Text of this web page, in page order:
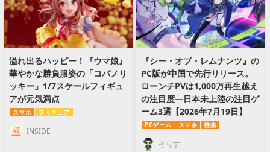
溢れ出るハッピー！『ウマ娘』
華やかな勝負服姿の「コパノリ
ッキー」1/7スケールフィギュ
アが元気満点
スマホ フィギュア
INSIDE
『シー・オブ・レムナンツ』の
PC版が中国で先行リリース。
ローンチPVは1,000万再生越え
の注目度―日本未上陸の注目ゲ
ーム3選【2026年7月19日】
PCゲーム スマホ 特集
そりす